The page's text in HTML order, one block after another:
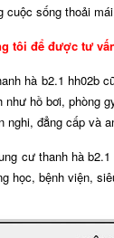
cuộc sống thoải
tôi để được tư
hà b2.1 hh02b
hồ bơi, phòng
nghi, đẳng cấp và
cư thanh hà
học, bệnh viện,